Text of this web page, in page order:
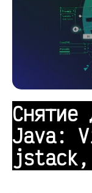
Снятие
Java: